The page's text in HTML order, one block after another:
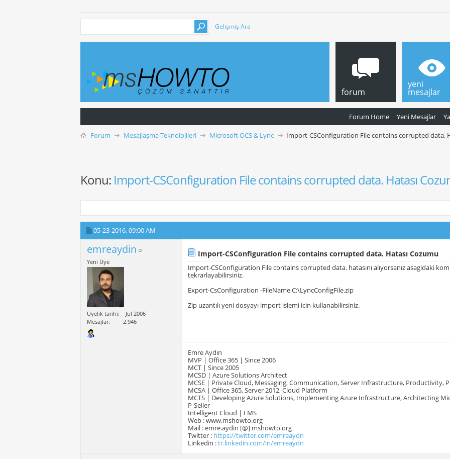
Gelişmiş Ara
forum
Forum Home Yeni Mesajlar
yeni
mesajlar
Forum Mesajlaşma Teknolojileri Microsoft OCS & Lync Import-CSConfiguration File contains corrupted data.
Konu: Import-CSConfiguration File contains corrupted data. Hatası
05-23-2016,09:00 AM
emreaydin
Yeni Üye
Üyelik tarihi
Jul 2006
Mesajlar
2.946
Import-CSConfiguration File contains corrupted data. Hatası Cozumu
Import-CSConfiguration File contains corrupted data. hatasını alıyorsanız asagidaki
tekrarlayabilirsiniz.
Export-CsConfiguration -FileName C:\LyncConfigFile.zip
Zip uzantılı yeni dosyayı import islemi icin kullanabilirsiniz.
Emre Aydın
MVP | Office 365 | Since 2006
MCT | Since 2005
MCSD | Azure Solutions Architect
MCSE | Private Cloud, Messaging, Communication, Server Infrastructure, Productivity,
MCSA | Office 365, Server 2012, Cloud Platform
MCTS | Developing Azure Solutions, Implementing Azure Infrastructure, Architecting
P-Seller
Intelligent Cloud | EMS
Web : www.mshowto.org
Mail : emre.aydin [@] mshowto.org
Twitter : https://twitter.com/emreaydn
Linkedin :tr.linkedin.com/in/emreaydn